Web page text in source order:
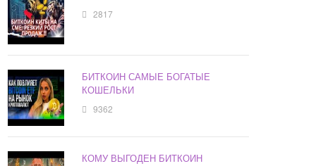
2817
БИТКОИН САМЫЕ БОГАТЫЕ
КОШЕЛЬКИ
9362
КОМУ ВЫГОДЕН БИТКОИН